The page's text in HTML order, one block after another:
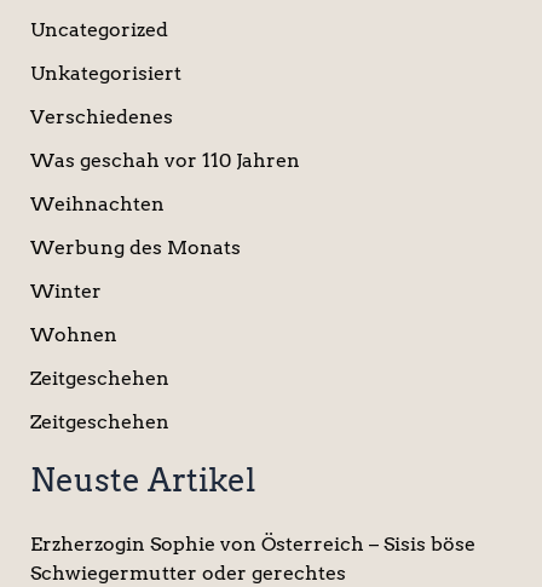
Uncategorized
Unkategorisiert
Verschiedenes
Was geschah vor 110 Jahren
Weihnachten
Werbung des Monats
Winter
Wohnen
Zeitgeschehen
Zeitgeschehen
Neuste Artikel
Erzherzogin Sophie von Österreich – Sisis böse
Schwiegermutter oder gerechtes